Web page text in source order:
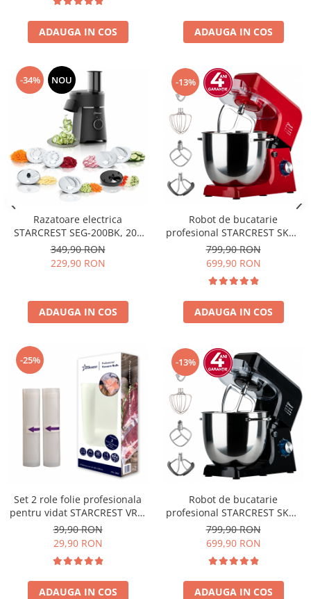
ADAUGA IN COS ADAUGA IN COS
-34% NOU
Razatoare electrica
STARCREST SEG-200BK, 200
W, 7 moduri de taiere, Negru
349,90 RON
229,90 RON
ADAUGA IN COS
-13%
Robot de bucatarie
profesional STARCREST SKM-
2002RD, 2000 W, Bol 10 L Inox,
5 Accesorii, 6 Viteze + Pulse,
Angrenaje metalice, Rosu
799,90 RON
699,90 RON
ADAUGA IN COS
-25%
Set 2 role folie profesionala
pentru vidat STARCREST VRL-
2850, 28 x 500 cm, rezistente,
reutilizabile, sous vide,
lavabile in masina de spalat,
fara BPA, transparent
39,90 RON
29,90 RON
ADAUGA IN COS
-13%
Robot de bucatarie
profesional STARCREST SKM-
2002BK, 2000 W, Bol 10 L Inox,
5 Accesorii, 6 Viteze + Pulse,
Angrenaje metalice, Negru
799,90 RON
699,90 RON
ADAUGA IN COS